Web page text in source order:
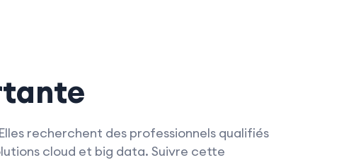
recherchent des professionnels qualifiés
cloud et big data. Suivre cette